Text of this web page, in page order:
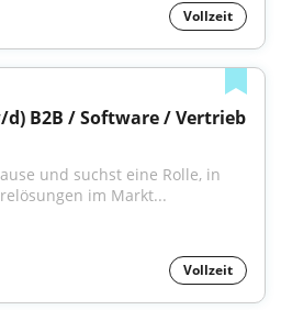
Vollzeit
B2B / Software / Vertrieb
und suchst eine Rolle, in
im Markt...
Vollzeit